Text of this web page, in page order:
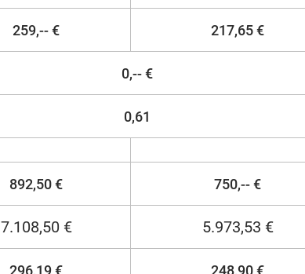
259,-- € 217,65 €
0,-- €
0,61
892,50 € 750,-- €
7.108,50 € 5.973,53 €